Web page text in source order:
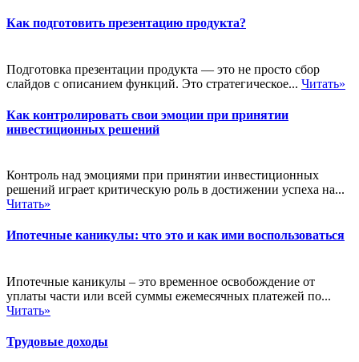
Как подготовить презентацию продукта?
Подготовка презентации продукта — это не просто сбор
слайдов с описанием функций. Это стратегическое... Читать»
Как контролировать свои эмоции при принятии
инвестиционных решений
Контроль над эмоциями при принятии инвестиционных
решений играет критическую роль в достижении успеха на...
Читать»
Ипотечные каникулы: что это и как ими воспользоваться
Ипотечные каникулы – это временное освобождение от
уплаты части или всей суммы ежемесячных платежей по...
Читать»
Трудовые доходы